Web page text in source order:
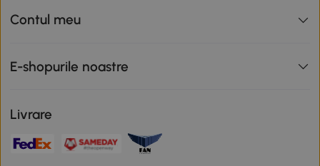
Contul meu
E-shopurile noastre
Livrare